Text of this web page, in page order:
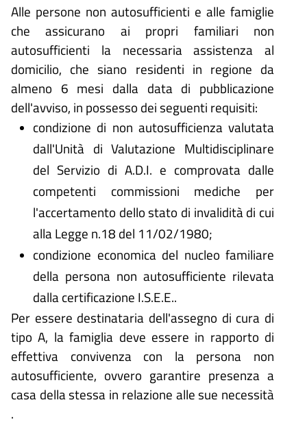
Alle persone non autosufficienti e alle famiglie
che assicurano ai propri familiari non
autosufficienti la necessaria assistenza al
domicilio, che siano residenti in regione da
almeno 6 mesi dalla data di pubblicazione
dell'avviso, in possesso dei seguenti requisiti:
condizione di non autosufficienza valutata
dall'Unità di Valutazione Multidisciplinare
del Servizio di A.D.I. e comprovata dalle
competenti commissioni mediche per
l'accertamento dello stato di invalidità di cui
alla Legge n.18 del 11/02/1980;
condizione economica del nucleo familiare
della persona non autosufficiente rilevata
dalla certificazione I.S.E.E..
Per essere destinataria dell'assegno di cura di
tipo A, la famiglia deve essere in rapporto di
effettiva convivenza con la persona non
autosufficiente, ovvero garantire presenza a
casa della stessa in relazione alle sue necessità
.